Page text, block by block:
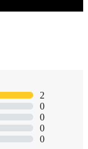
2
0
0
0
0